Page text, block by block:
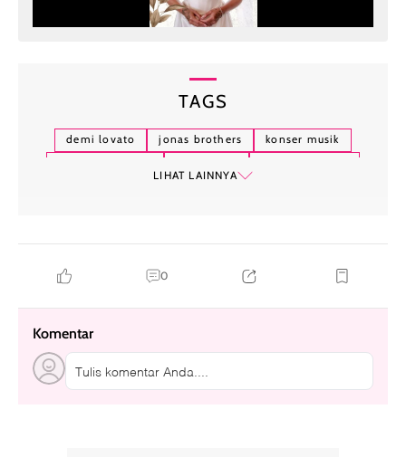
TAGS
demi lovato jonas brothers
konser musik
LIHAT LAINNYA
0
Komentar
Tulis komentar Anda....